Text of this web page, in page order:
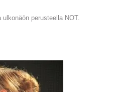
perusteella NOT.